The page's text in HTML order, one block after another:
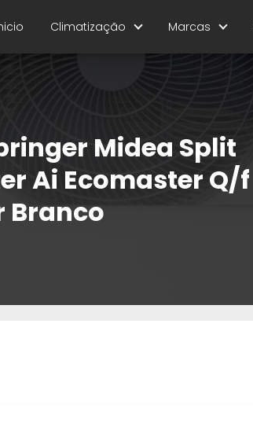
Climatização Marcas
Midea Split
Ai Ecomaster Q/f
Branco